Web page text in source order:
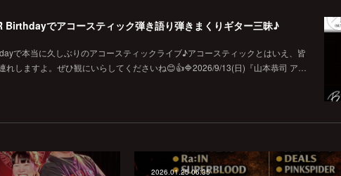
でアコースティック弾き語り弾きまくりギター三昧♪
で本当に久しぶりのアコースティックライブ♪アコースティックとはいえ、皆
れしますよ。ぜひ観にいらしてくださいね😊👍🔷2026/9/13(日)『山本恭司 ア…
2026.01.25 06:35